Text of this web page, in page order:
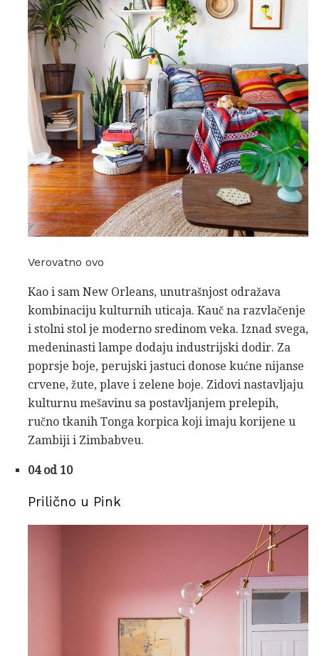
Verovatno ovo
Kao i sam New Orleans, unutrašnjost odražava
kombinaciju kulturnih uticaja. Kauč ​​na razvlačenje
i stolni stol je moderno sredinom veka. Iznad svega,
medeninasti lampe dodaju industrijski dodir. Za
poprsje boje, perujski jastuci donose kućne nijanse
crvene, žute, plave i zelene boje. Zidovi nastavljaju
kulturnu mešavinu sa postavljanjem prelepih,
ručno tkanih Tonga korpica koji imaju korijene u
Zambiji i Zimbabveu.
04 od 10
Prilično u Pink